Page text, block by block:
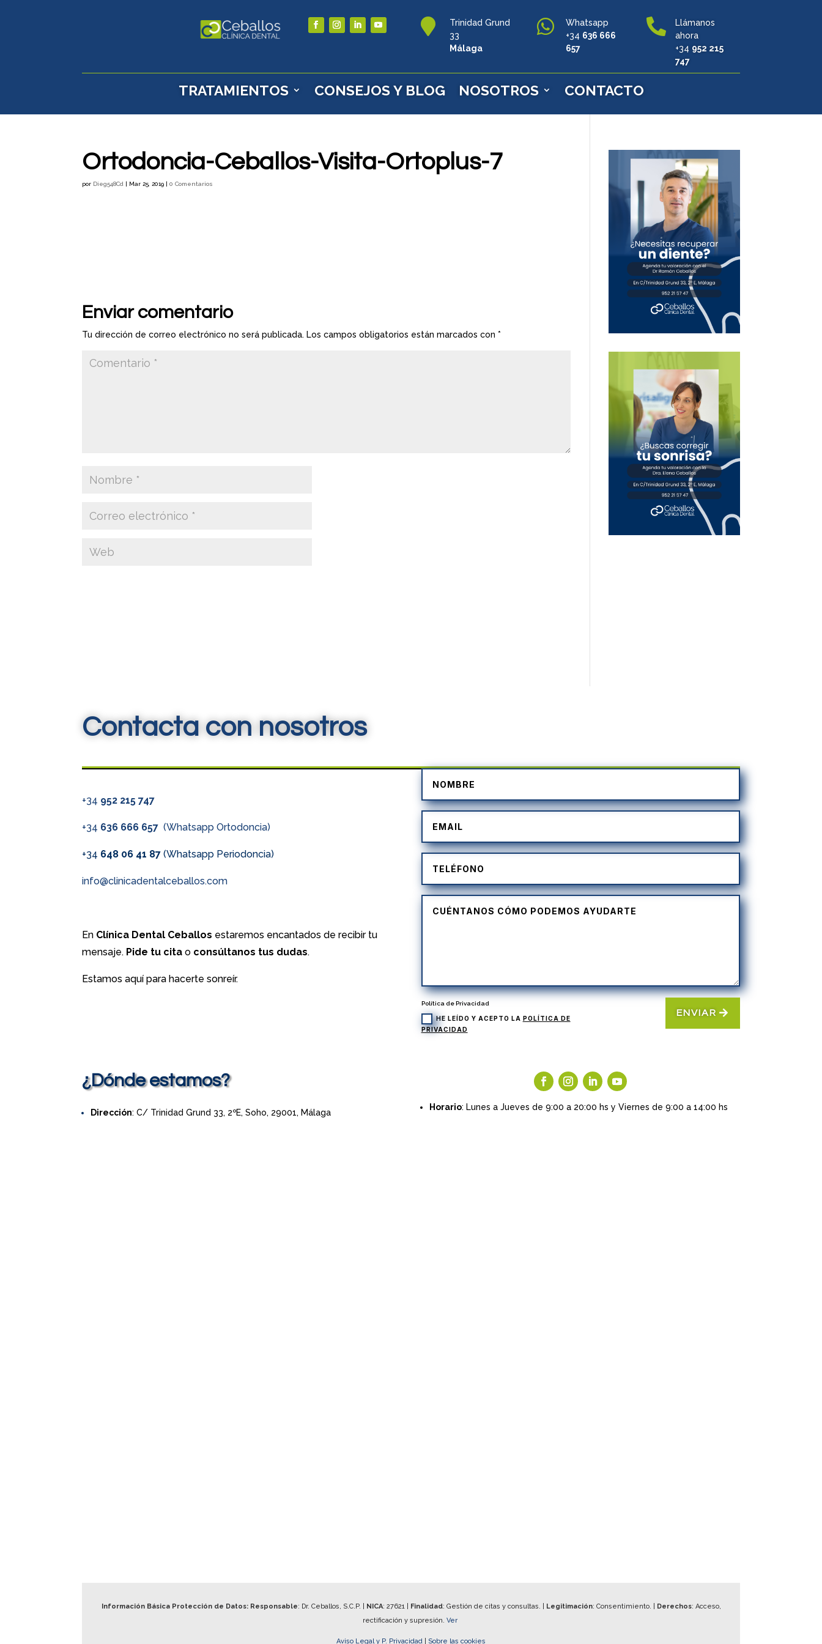

Trinidad Grund
33
Málaga

Whatsapp
+34 636 666
657

Llámanos
ahora
+34 952 215
747
TRATAMIENTOS CONSEJOS Y BLOG NOSOTROS CONTACTO
Ortodoncia-Ceballos-Visita-Ortoplus-7
por Dieg548Cd | Mar 25, 2019 |0 Comentarios
Enviar comentario
Tu dirección de correo electrónico no será publicada. Los campos obligatorios están marcados con*
Contacta con nosotros
+34 952 215 747
+34 636 666 657(Whatsapp Ortodoncia)
+34 648 06 41 87 (Whatsapp Periodoncia)
info@clinicadentalceballos.com
En Clínica Dental Ceballos estaremos encantados de recibir tu
mensaje. Pide tu cita o consúltanos tus dudas.
Estamos aquí para hacerte sonreír.
Política de Privacidad
HE LEÍDO Y ACEPTO LA POLÍTICA DE
PRIVACIDAD
ENVIAR
¿Dónde estamos?
Dirección: C/ Trinidad Grund 33, 2ºE, Soho, 29001, Málaga
Horario: Lunes a Jueves de 9:00 a 20:00 hs y Viernes de 9:00 a 14:00 hs
Información Básica Protección de Datos: Responsable: Dr. Ceballos, S.C.P. | NICA: 27621| Finalidad: Gestión de citas y consultas. | Legitimación: Consentimiento. | Derechos: Acceso,
rectificación y supresión. Ver
Aviso Legal y P. Privacidad Sobre las cookies